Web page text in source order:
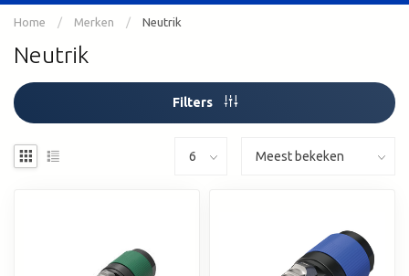
Home / Merken / Neutrik
Neutrik
Filters